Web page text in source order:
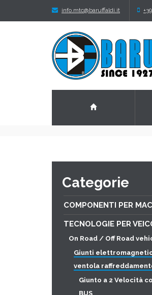
info.mtc@baruffaldi.it
Categorie
COMPONENTI PER
TECNOLOGIE PER
On Road / Off Road
Giunti
ventola
Giunto a 2 Velocità
BUS